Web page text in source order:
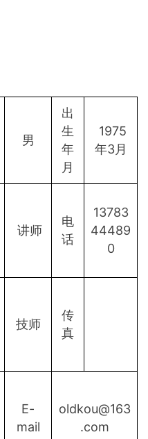
男
出
生
年
月
1975
年3月
讲师
电
话
13783
44489
0
技师
传
真
E-
mail
oldkou@163
.com